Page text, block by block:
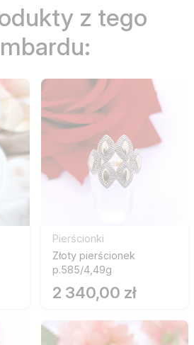
z tego
Pierścionki
Złoty pierścionek
p.585/4,49g
2 340,00 zł